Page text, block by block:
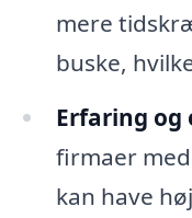
mere
buske,
Erfaring og
firmaer
kan have